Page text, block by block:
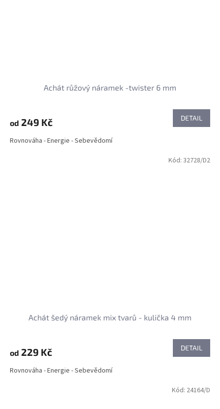
Achát růžový náramek -twister 6 mm
od 249 Kč DETAIL
Rovnováha - Energie - Sebevědomí
Achát šedý náramek mix tvarů - kulička 4 mm
od 229 Kč DETAIL
Rovnováha - Energie - Sebevědomí
Kód: 32728/D2
Kód: 24164/D